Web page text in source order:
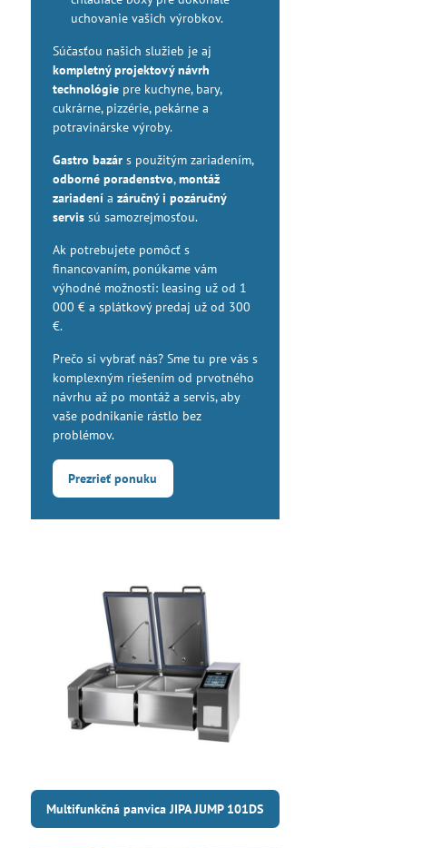
uchovanie vašich výrobkov.
Súčasťou našich služieb je aj
kompletný projektový návrh
technológiepre kuchyne, bary,
cukrárne, pizzérie, pekárne a
potravinárske výroby.
Gastro bazárs použitým zariadením,
odborné poradenstvo,montáž
zariadenía záručný i pozáručný
servissú samozrejmosťou.
Ak potrebujete pomôcť s
financovaním, ponúkame vám
výhodné možnosti: leasing už od 1
000 € a splátkový predaj už od 300
€.
Prečo si vybrať nás? Sme tu pre vás s
komplexným riešením od prvotného
návrhu až po montáž a servis, aby
vaše podnikanie rástlo bez
problémov.
Prezrieť ponuku
Multifunkčná panvica JIPA JUMP 101DS